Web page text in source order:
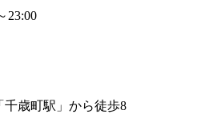
23:00
千歳町駅」から徒歩8